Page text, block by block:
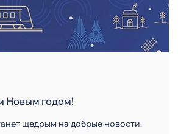
Новым годом!
щедрым на добрые новости.